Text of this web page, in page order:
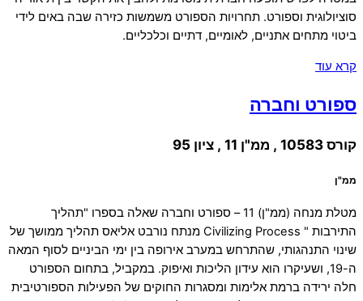
סוציולוגית וספורט. תחרויות הספורט משמשות כזירה שבה באים לידי
ביטוי מתחים אתניים, לאומיים, דתיים וכלכליים.
קרא עוד
ספורט וחברה
קורס 10583 , ממ"ן 11 , ציון 95
ממ"ן
מטלת מנחה (ממ"ן) 11 – ספורט וחברה שאלה בספרו "תהליך
התירבות " Civilizing Process מנתח נורבט אליאס תהליך ממושך של
שינוי התנהגותי, שהתרחש במערב אירופה בין ימי הביניים לסוף המאה
ה-19, ושעיקרו הוא עידון הליכות ואיפוק. במקביל, בתחום הספורט
חלה ירידה ברמת אלימות ומסגרות החוקים של הפעילות הספורטיבית